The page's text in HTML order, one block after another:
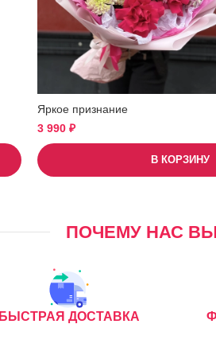
Яркое признание
3 990 ₽
В КОРЗИНУ
ПОЧЕМУ НАС
БЫСТРАЯ ДОСТАВКА